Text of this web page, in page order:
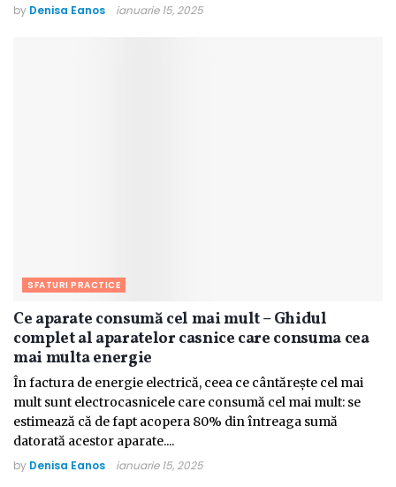
by Denisa Eanos ianuarie 15, 2025
SFATURI PRACTICE
Ce aparate consumă cel mai mult – Ghidul
complet al aparatelor casnice care consuma cea
mai multa energie
În factura de energie electrică, ceea ce cântărește cel mai
mult sunt electrocasnicele care consumă cel mai mult: se
estimează că de fapt acopera 80% din întreaga sumă
datorată acestor aparate....
by Denisa Eanos ianuarie 15, 2025